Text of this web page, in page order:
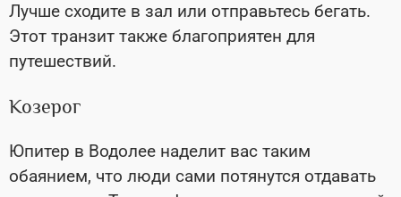
Лучше сходите в зал или отправьтесь бегать.
Этот транзит также благоприятен для
путешествий.
Козерог
Юпитер в Водолее наделит вас таким
обаянием, что люди сами потянутся отдавать